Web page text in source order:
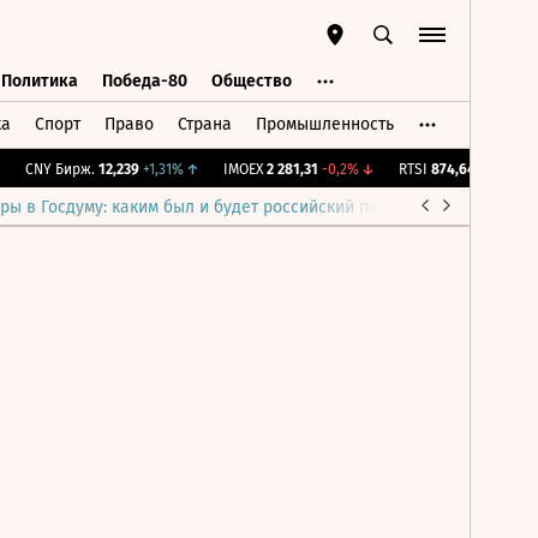
Политика Победа-80 Общество
Спорт Право Страна Промышленность
CNY Бирж. 12,239 +1,31%↑ IMOEX 2 281,31 -0,2%↓ RTSI 874,64 -1,12%
в Госдуму: каким был и будет российский парламент